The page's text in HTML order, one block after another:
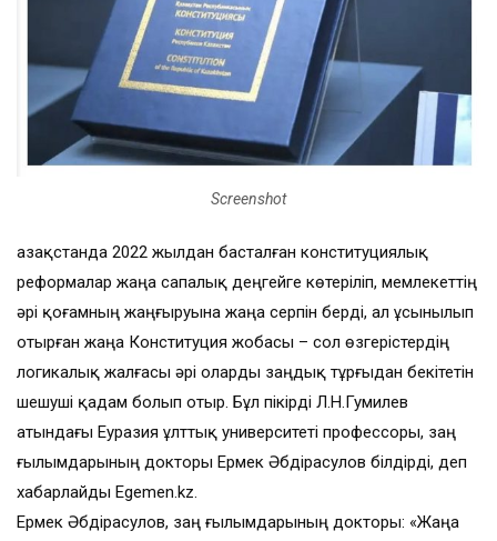
Screenshot
Қазақстанда 2022 жылдан басталған конституциялық
реформалар жаңа сапалық деңгейге көтеріліп, мемлекеттің
әрі қоғамның жаңғыруына жаңа серпін берді, ал ұсынылып
отырған жаңа Конституция жобасы – сол өзгерістердің
логикалық жалғасы әрі оларды заңдық тұрғыдан бекітетін
шешуші қадам болып отыр. Бұл пікірді Л.Н.Гумилев
атындағы Еуразия ұлттық университеті профессоры, заң
ғылымдарының докторы Ермек Әбдірасулов білдірді, деп
хабарлайды Egemen.kz.
Ермек Әбдірасулов, заң ғылымдарының докторы: «Жаңа